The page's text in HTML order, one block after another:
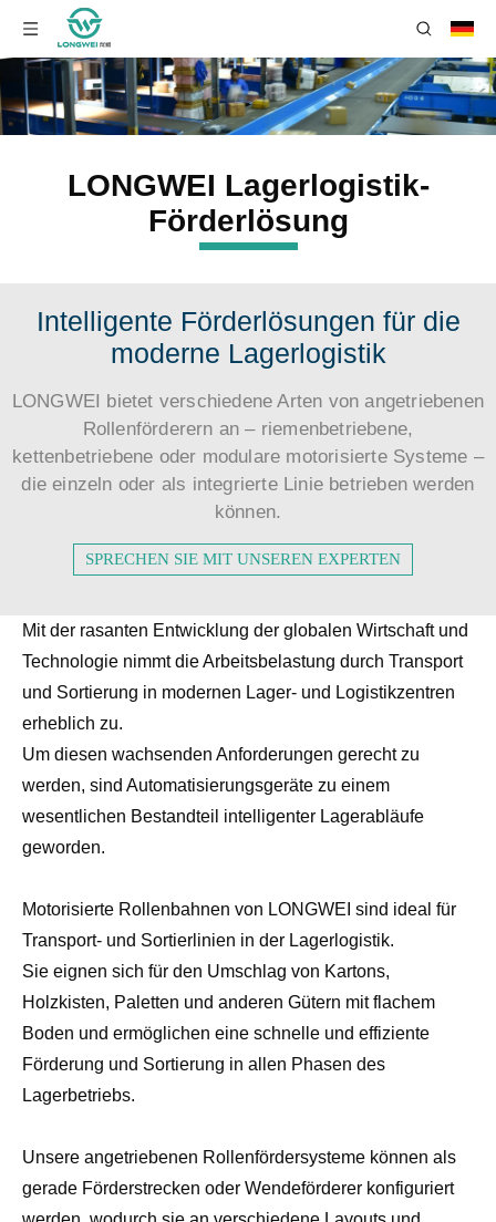
LONGWEI Lagerlogistik-
Förderlösung
Intelligente Förderlösungen für die
moderne Lagerlogistik
LONGWEI bietet verschiedene Arten von angetriebenen
Rollenförderern an – riemenbetriebene,
kettenbetriebene oder modulare motorisierte Systeme –
die einzeln oder als integrierte Linie betrieben werden
können.
SPRECHEN SIE MIT UNSEREN EXPERTEN
Mit der rasanten Entwicklung der globalen Wirtschaft und
Technologie nimmt die Arbeitsbelastung durch Transport
und Sortierung in modernen Lager- und Logistikzentren
erheblich zu.
Um diesen wachsenden Anforderungen gerecht zu
werden, sind Automatisierungsgeräte zu einem
wesentlichen Bestandteil intelligenter Lagerabläufe
geworden.
Motorisierte Rollenbahnen von LONGWEI sind ideal für
Transport- und Sortierlinien in der Lagerlogistik.
Sie eignen sich für den Umschlag von Kartons,
Holzkisten, Paletten und anderen Gütern mit flachem
Boden und ermöglichen eine schnelle und effiziente
Förderung und Sortierung in allen Phasen des
Lagerbetriebs.
Unsere angetriebenen Rollenfördersysteme können als
gerade Förderstrecken oder Wendeförderer konfiguriert